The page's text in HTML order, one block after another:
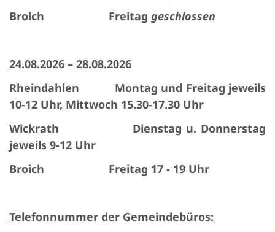
Broich Freitag geschlossen
24.08.2026 – 28.08.2026
Rheindahlen Montag und Freitag jeweils
10-12 Uhr, Mittwoch 15.30-17.30 Uhr
Wickrath Dienstag u. Donnerstag
jeweils 9-12 Uhr
Broich Freitag 17 - 19 Uhr
Telefonnummer der Gemeindebüros: